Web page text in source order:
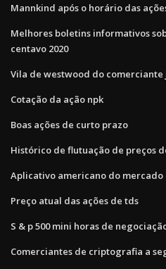
Mannkind após o horário das
Melhores boletins informativos
centavo 2020
Vila de westwood do comerciante
Cotação da ação npk
Boas ações de curto prazo
Histórico de flutuação de preços
Aplicativo americano do mercado
Preço atual das ações de tds
S & p 500 mini horas de
Comerciantes de criptografia a